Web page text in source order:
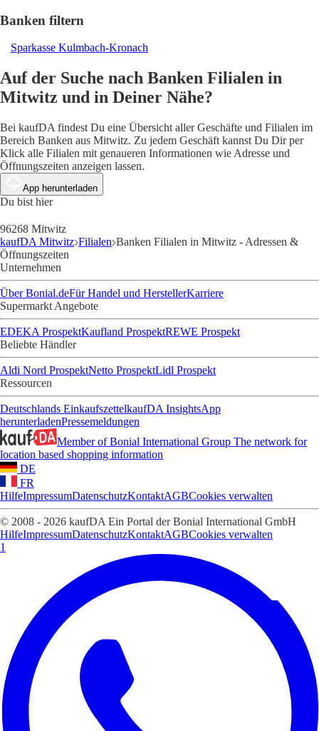
Banken filtern
Sparkasse Kulmbach-Kronach
Auf der Suche nach Banken Filialen in
Mitwitz und in Deiner Nähe?
Bei kaufDA findest Du eine Übersicht aller Geschäfte und Filialen im
Bereich Banken aus Mitwitz. Zu jedem Geschäft kannst Du Dir per
Klick alle Filialen mit genaueren Informationen wie Adresse und
Öffnungszeiten anzeigen lassen.
App herunterladen
Du bist hier
96268 Mitwitz
kaufDA Mitwitz Filialen Banken Filialen in Mitwitz - Adressen &
Öffnungszeiten
Unternehmen
Über Bonial.deFür Handel und HerstellerKarriere
Supermarkt Angebote
EDEKA ProspektKaufland ProspektREWE Prospekt
Beliebte Händler
Aldi Nord ProspektNetto ProspektLidl Prospekt
Ressourcen
Deutschlands EinkaufszettelkaufDA InsightsApp
herunterladenPressemeldungen
Member of Bonial International Group The network for
location based shopping information
DE
FR
HilfeImpressumDatenschutzKontaktAGBCookies verwalten
© 2008 - 2026 kaufDA Ein Portal der Bonial International GmbH
HilfeImpressumDatenschutzKontaktAGBCookies verwalten
1